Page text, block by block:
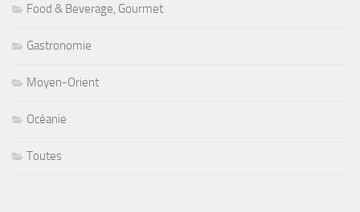
Food & Beverage, Gourmet
Gastronomie
Moyen-Orient
Océanie
Toutes